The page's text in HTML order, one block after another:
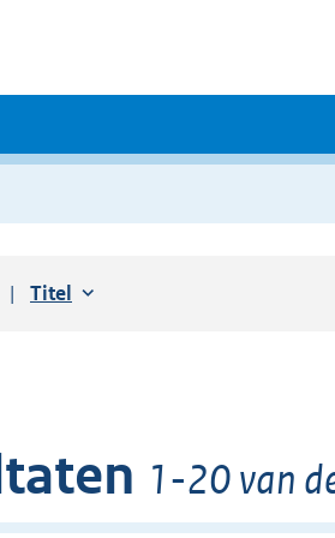
Sorteer op:
Titel oplopend
1-20 van